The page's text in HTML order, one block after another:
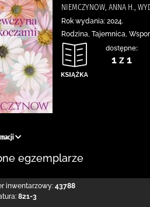
NIEMCZYNOW, ANNA H.,
Rok wydania: 2024.
Rodzina, Tajemnica,
dostępne:
1 z 1
egzemplarze
inwentarzowy: 43788
821-3